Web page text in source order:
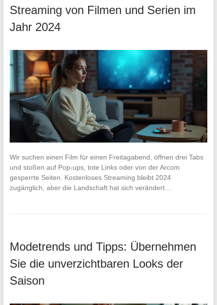
Streaming von Filmen und Serien im
Jahr 2024
Wir suchen einen Film für einen Freitagabend, öffnen drei Tabs
und stoßen auf Pop-ups, tote Links oder von der Arcom
gesperrte Seiten. Kostenloses Streaming bleibt 2024
zugänglich, aber die Landschaft hat sich verändert…
Modetrends und Tipps: Übernehmen
Sie die unverzichtbaren Looks der
Saison